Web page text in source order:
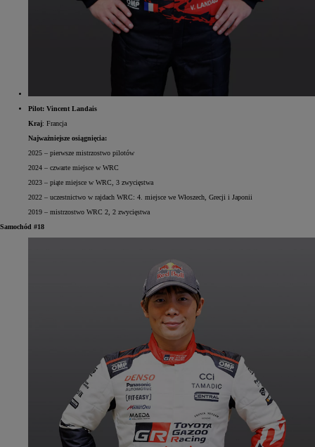
Pilot: Vincent Landais
Kraj: Francja
Najważniejsze osiągnięcia:
2025 – pierwsze mistrzostwo pilotów
2024 – czwarte miejsce w WRC
2023 – piąte miejsce w WRC, 3 zwycięstwa
2022 – uczestnictwo w rajdach WRC: 4. miejsce we Włoszech, Grecji i Japonii
2019 – mistrzostwo WRC 2, 2 zwycięstwa
Samochód #18